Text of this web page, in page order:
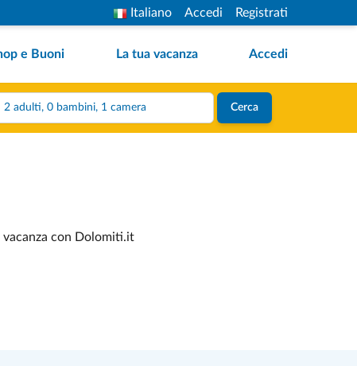
Italiano Accedi Registrati
e Buoni La tua vacanza Accedi
2 adulti, 0 bambini, 1 camera Cerca
vacanza con Dolomiti.it